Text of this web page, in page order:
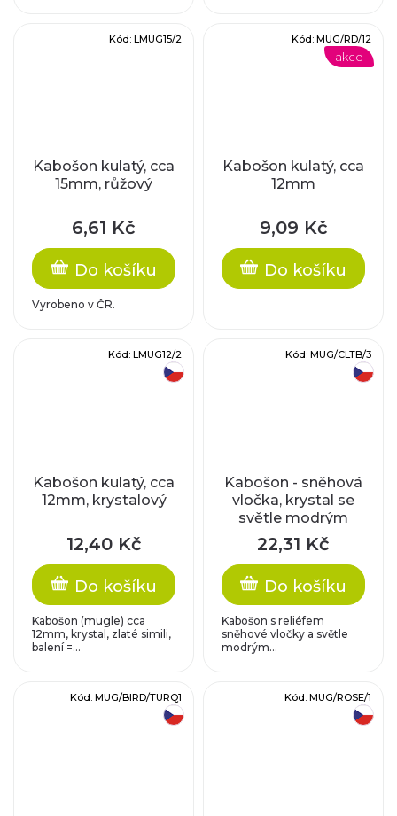
Kabošon kulatý, cca
15mm, růžový
6,61 Kč
Do košíku
Vyrobeno v ČR.
Kód: LMUG15/2
akce
Kabošon kulatý, cca
12mm
9,09 Kč
Do košíku
Kód: MUG/RD/12
Kabošon kulatý, cca
12mm, krystalový
12,40 Kč
Do košíku
Kabošon (mugle) cca
12mm, krystal, zlaté simili,
balení =...
Kód: LMUG12/2
Kabošon - sněhová
vločka, krystal se
světle modrým
zátěrem
22,31 Kč
Do košíku
Kabošon s reliéfem
sněhové vločky a světle
modrým...
Kód: MUG/CLTB/3
Kód: MUG/BIRD/TURQ1 Kód: MUG/ROSE/1